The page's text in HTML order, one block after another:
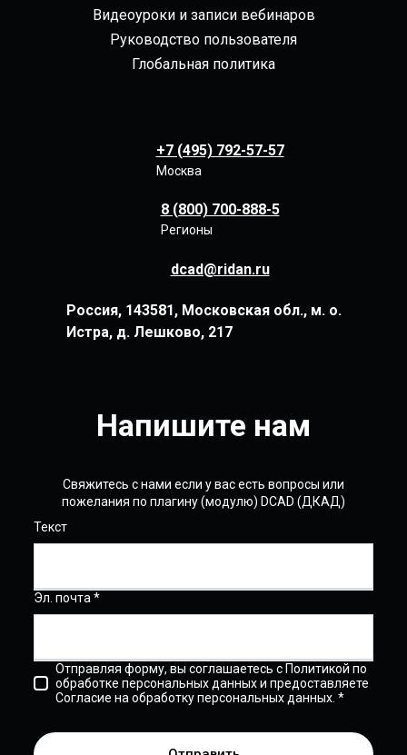
Видеоуроки и записи вебинаров
Руководство пользователя
Глобальная политика
+7 (495) 792-57-57
Москва
8 (800) 700-888-5
Регионы
dcad@ridan.ru
Россия, 143581, Московская обл., м. о.
Истра, д. Лешково, 217
Напишите нам
Свяжитесь с нами если у вас есть вопросы или
пожелания по плагину (модулю) DCAD (ДКАД)
Текст
Эл. почта *
Отправляя форму, вы соглашаетесь с Политикой по
обработке персональных данных и предоставляете
Согласие на обработку персональных данных. *